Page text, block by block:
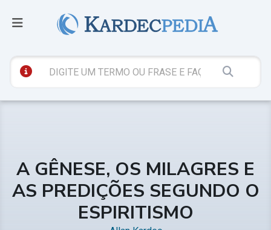
A GÊNESE, OS MILAGRES E
AS PREDIÇÕES SEGUNDO O
ESPIRITISMO